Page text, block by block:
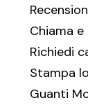
Chiama e
Richiedi
Stampa
Guanti